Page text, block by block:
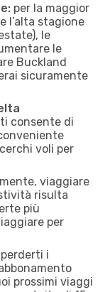
per la maggior
l’alta stagione
le
le
Buckland
sicuramente
consente di
voli per
viaggiare
risulta
più
per
i
prossimi viaggi